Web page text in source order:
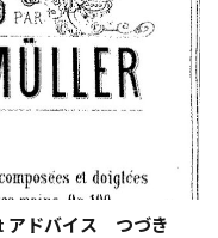
アドバイス つづき